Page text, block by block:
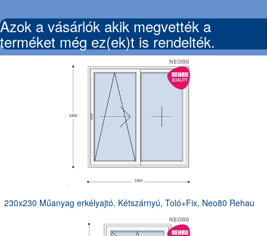
Azok a vásárlók akik megvették a
terméket még ez(ek)t is rendelték.
230x230 Műanyag erkélyajtó, Kétszárnyú, Toló+Fix, Neo80 Rehau